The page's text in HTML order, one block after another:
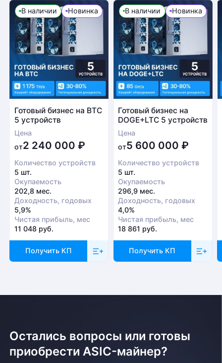
В наличии Новинка
Готовый бизнес на BTC
5 устройств
Цена
от2 240 000 ₽
Количество устройств
5 шт.
Окупаемость
202,8 мес.
Доходность, годовых
5,9%
Чистая прибыль, мес
11 048 руб.
Получить КП
В наличии Новинка
Готовый бизнес на
DOGE+LTC 5 устройств
Цена
от5 600 000₽
Количество устройств
5 шт.
Окупаемость
296,9 мес.
Доходность, годовых
4,0%
Чистая прибыль, мес
18 861 руб.
Получить КП
Остались вопросы или готовы
приобрести ASIC-майнер?